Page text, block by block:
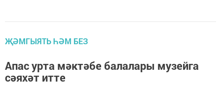
ҖӘМГЫЯТЬ ҺӘМ БЕЗ
Апас урта мәктәбе балалары музейга
сәяхәт итте